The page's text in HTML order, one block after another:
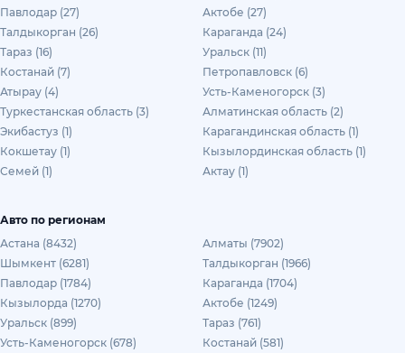
Павлодар (27)
Актобе (27)
Талдыкорган (26)
Караганда (24)
Тараз (16)
Уральск (11)
Костанай (7)
Петропавловск (6)
Атырау (4)
Усть-Каменогорск (3)
Туркестанская область (3)
Алматинская область (2)
Экибастуз (1)
Карагандинская область (1)
Кокшетау (1)
Кызылординская область (1)
Семей (1)
Актау (1)
Авто по регионам
Астана (8432)
Алматы (7902)
Шымкент (6281)
Талдыкорган (1966)
Павлодар (1784)
Караганда (1704)
Кызылорда (1270)
Актобе (1249)
Уральск (899)
Тараз (761)
Усть-Каменогорск (678)
Костанай (581)